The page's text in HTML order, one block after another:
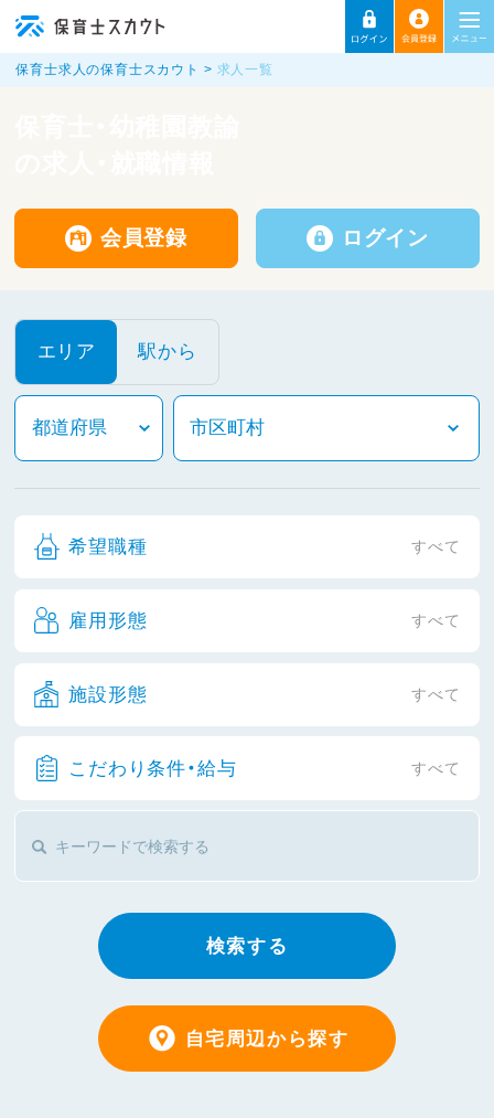
保育士求人の保育士スカウト 求人一覧
会員登録 ログイン
エリア 駅から
希望職種 すべて
雇用形態 すべて
施設形態 すべて
こだわり条件・給与 すべて
検索する
自宅周辺から探す